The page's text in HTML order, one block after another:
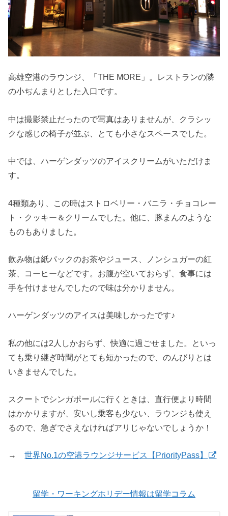
高雄空港のラウンジ、「THE MORE」。レストランの隣
の小ぢんまりとした入口です。
中は撮影禁止だったので写真はありませんが、クラシッ
クな感じの椅子が並ぶ、とても小さなスペースでした。
中では、ハーゲンダッツのアイスクリームがいただけま
す。
4種類あり、この時はストロベリー・バニラ・チョコレー
ト・クッキー＆クリームでした。他に、豚まんのような
ものもありました。
飲み物は紙パックのお茶やジュース、ノンシュガーの紅
茶、コーヒーなどです。お腹が空いておらず、食事には
手を付けませんでしたので味は分かりません。
ハーゲンダッツのアイスは美味しかったです♪
私の他には2人しかおらず、快適に過ごせました。といっ
ても乗り継ぎ時間がとても短かったので、のんびりとは
いきませんでした。
スクートでシンガポールに行くときは、直行便より時間
はかかりますが、安いし乗客も少ない、ラウンジも使え
るので、急ぎでさえなければアリじゃないでしょうか！
→世界No.1の空港ラウンジサービス【PriorityPass】
留学・ワーキングホリデー情報は留学コラム